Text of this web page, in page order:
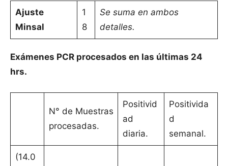
Ajuste
Minsal
1
8
Se suma en ambos
detalles.
Exámenes PCR procesados en las últimas 24
hrs.
N° de Muestras
procesadas.
Positivid
ad
diaria.
Positivida
d
semanal.
(14.0